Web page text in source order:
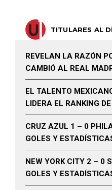
TITULARES AL
REVELAN LA RAZÓN
CAMBIÓ AL REAL
EL TALENTO
LIDERA EL RANKING
CRUZ AZUL 1 – 0
GOLES Y
NEW YORK CITY 2 – 0
GOLES Y